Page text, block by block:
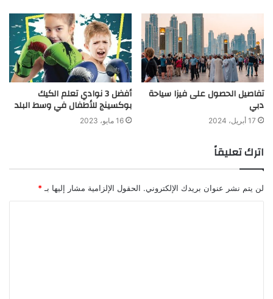
تفاصيل الحصول على فيزا سياحة
دبي
17 أبريل، 2024
أفضل 3 نوادي تعلم الكيك
بوكسينج للأطفال في وسط البلد
16 مايو، 2023
اترك تعليقاً
لن يتم نشر عنوان بريدك الإلكتروني. الحقول الإلزامية مشار إليها بـ *